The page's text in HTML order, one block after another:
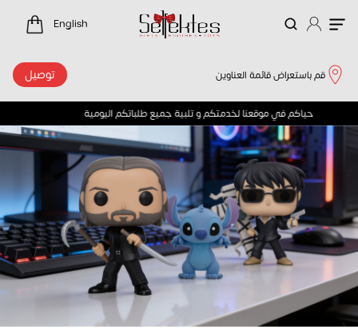
English
قم باستعراض قائمة العناوين توصيل
حياكم في موقعنا لخدمتكم و تلبية جميع طلباتكم اليومية